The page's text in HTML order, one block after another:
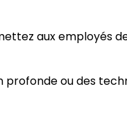
aux employés
ou des